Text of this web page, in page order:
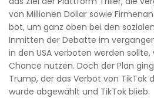
von Millionen Dollar sowie
bot, um ganz oben bei den
Inmitten der Debatte im
in den USA verboten werden sollte,
Chance nutzen. Doch der Plan
Trump, der das Verbot von TikTok
wurde abgewählt und TikTok blieb.